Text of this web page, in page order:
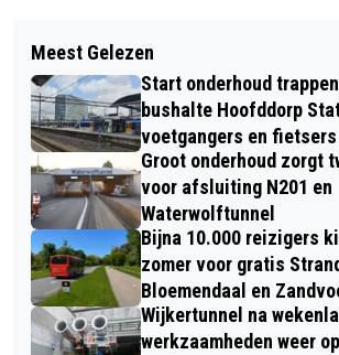
IN DE BAN VAN DE RINGEN
MARATHONAFSTAND 42
EN 195 METER... DANKZIJ
EDWARD VII
HAAL JE STOOMDIPLOMA IN
STOOMGEMAAL HALFWEG
Meest Gelezen
Start onderhoud
bushalte Hoofddorp
voetgangers en
Groot onderhoud zorgt
voor afsluiting N201 en
Waterwolftunnel
Bijna 10.000 reizigers
zomer voor gratis
Bloemendaal en
Wijkertunnel na
werkzaamheden weer